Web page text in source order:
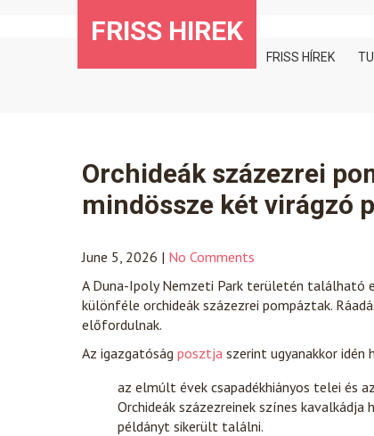
FRISS HIREK
FRISS HÍREK
Orchideák százezrei
mindössze két virágzó
June 5, 2026 | No Comments
A Duna-Ipoly Nemzeti Park területén található
különféle orchideák százezrei pompáztak.
előfordulnak.
Az igazgatóság posztja szerint ugyanakkor idén
az elmúlt évek csapadékhiányos telei és
Orchideák százezreinek színes
példányt sikerült találni.